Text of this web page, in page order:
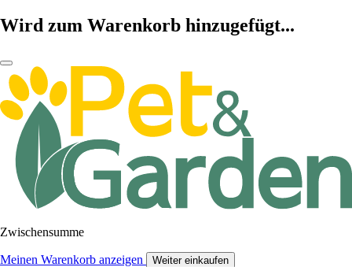
Wird zum Warenkorb hinzugefügt...
Zwischensumme
Meinen Warenkorb anzeigen Weiter einkaufen